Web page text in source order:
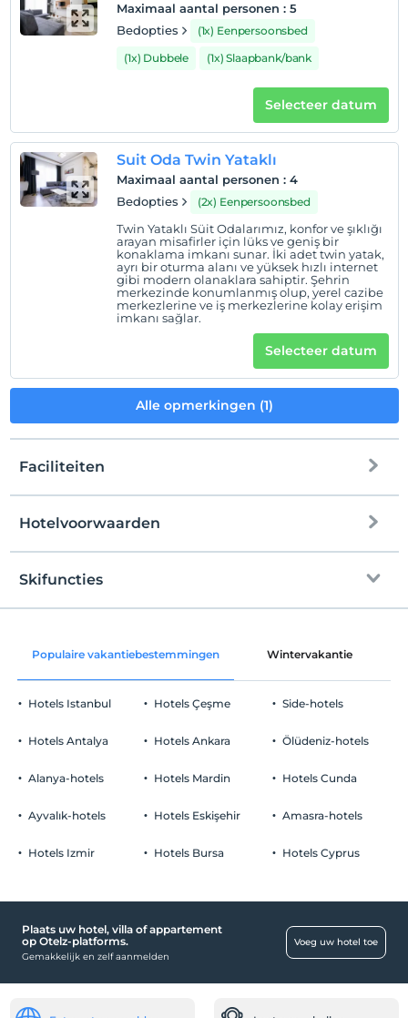
Maximaal aantal personen : 5
Bedopties
(1x) Eenpersoonsbed
(1x) Dubbele
(1x) Slaapbank/bank
Selecteer datum
Suit Oda Twin Yataklı
Maximaal aantal personen : 4
Bedopties
(2x) Eenpersoonsbed
Twin Yataklı Süit Odalarımız, konfor ve şıklığı
arayan misafirler için lüks ve geniş bir
konaklama imkanı sunar. İki adet twin yatak,
ayrı bir oturma alanı ve yüksek hızlı internet
gibi modern olanaklara sahiptir. Şehrin
merkezinde konumlanmış olup, yerel cazibe
merkezlerine ve iş merkezlerine kolay erişim
imkanı sağlar.
Selecteer datum
Alle opmerkingen (1)
Faciliteiten
kamers
Parkeren (op eigen terrein)
Pakketservice faciliteit:
Gezondheid
Gemakkelijke toegang tot het ziekenhuis (15
Hotelvoorwaarden
Check in
Na 14:00
Uitchecken
huisdier
Er zijn rookruimtes beschikbaar
kinderen
1 kind(eren) tot de leeftijd van 5 per kamer wordt/worden niet in
rekening gebracht
Skifuncties
op de landingsbaan 18 km afstand
Populaire vakantiebestemmingen Wintervakantie
Hotels Istanbul
Hotels Antalya
Alanya-hotels
Ayvalık-hotels
Hotels Izmir
Hotels Çeşme
Hotels Ankara
Hotels Mardin
Hotels Eskişehir
Hotels Bursa
Side-hotels
Ölüdeniz-hotels
Hotels Cunda
Amasra-hotels
Hotels Cyprus
Plaats uw hotel, villa of appartement
op Otelz-platforms.
Gemakkelijk en zelf aanmelden
Voeg uw hotel toe